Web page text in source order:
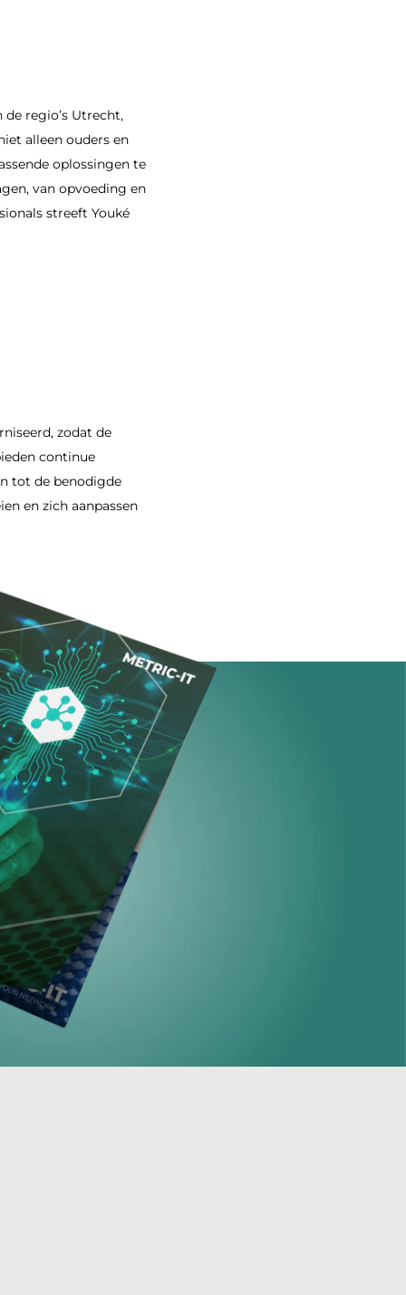
regio’s Utrecht,
alleen ouders en
oplossingen te
van opvoeding en
streeft Youké
zodat de
continue
tot de benodigde
en zich aanpassen